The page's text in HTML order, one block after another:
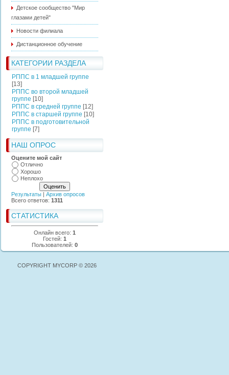
Детское сообщество "Мир
глазами детей"
Новости филиала
Дистанционное обучение
КАТЕГОРИИ РАЗДЕЛА
РППС в 1 младшей группе
[13]
РППС во второй младшей
группе [10]
РППС в средней группе [12]
РППС в старшей группе [10]
РППС в подготовительной
группе [7]
НАШ ОПРОС
Оцените мой сайт
Отлично
Хорошо
Неплохо
Результаты | Архив опросов
Всего ответов: 1311
СТАТИСТИКА
Онлайн всего: 1
Гостей: 1
Пользователей: 0
COPYRIGHT MYCORP © 2026